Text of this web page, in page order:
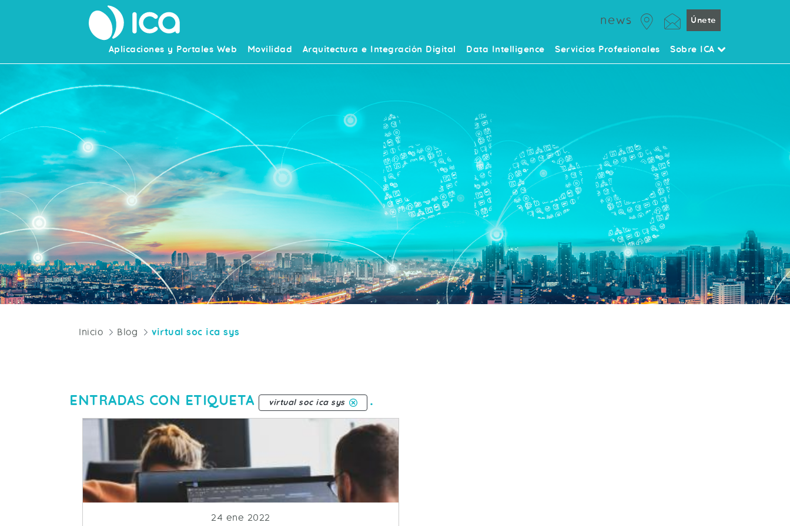
news Únete
Aplicaciones y Portales Web Movilidad Arquitectura e Integración Digital Data Intelligence Servicios Profesionales Sobre ICA
Inicio Blog virtual soc ica sys
ENTRADAS CON ETIQUETA virtual soc ica sys .
Fecha de publicacion
24 ene 2022